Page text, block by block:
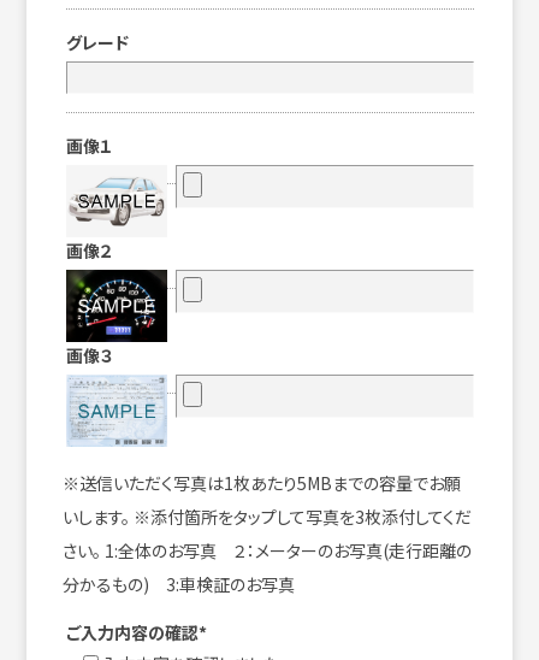
グレード
画像１
画像２
画像３
※送信いただく写真は1枚あたり5MBまでの容量でお願
いします。 ※添付箇所をタップして写真を3枚添付してくだ
さい。 1:全体のお写真 ２：メーターのお写真(走行距離の
分かるもの) 3:車検証のお写真
ご入力内容の確認*